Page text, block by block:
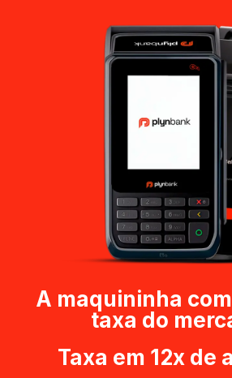
A maquininha
taxa do
Taxa em 12x de